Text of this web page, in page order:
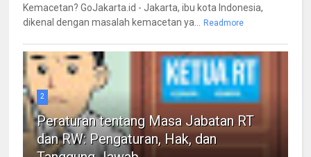
Kemacetan? GoJakarta.id - Jakarta, ibu kota Indonesia,
dikenal dengan masalah kemacetan ya... Readmore
2
Peraturan tentang Masa Jabatan RT
dan RW: Pengaturan, Hak, dan